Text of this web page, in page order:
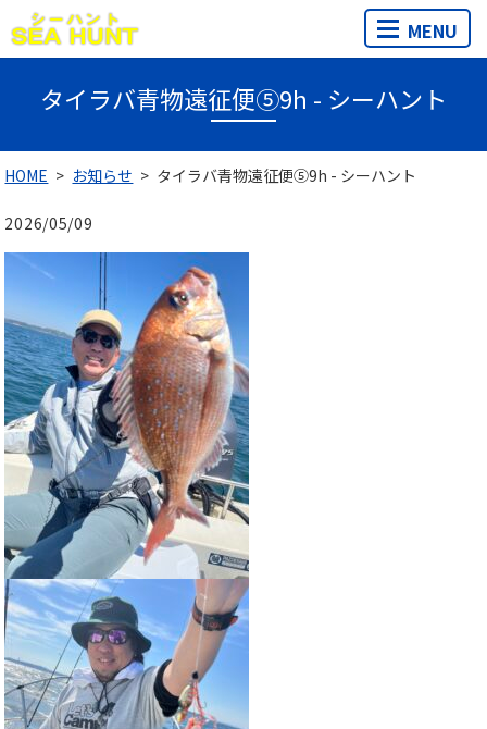
MENU
タイラバ青物遠征便⑤9h - シーハント
HOME お知らせ タイラバ青物遠征便⑤9h - シーハント
2026/05/09